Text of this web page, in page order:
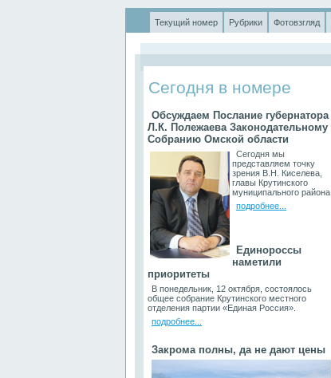
Текущий номер Рубрики Фотовзгляд
Сегодня в номере
Обсуждаем Послание губернатора
Л.К. Полежаева Законодательному
Собранию Омской области
Сегодня мы
представляем точку
зрения В.Н. Киселева,
главы Крутинского
муниципального района.
подробнее...
Единороссы
наметили
приоритеты
В понедельник, 12 октября, состоялось
общее собрание Крутинского местного
отделения партии «Единая Россия».
подробнее...
Закрома полны, да не дают цены